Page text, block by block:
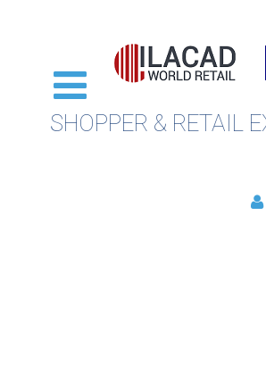
SHOPPER & RETAIL